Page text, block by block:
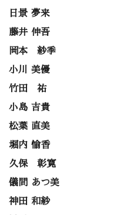
日景 夢来
藤井 伸吾
岡本 紗季
小川 美優
竹田 祐
小島 吉貴
松葉 直美
堀内 愉香
久保 彰寛
儀間 あつ美
神田 和紗